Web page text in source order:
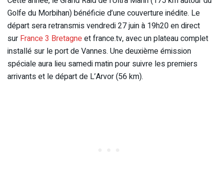
Golfe du Morbihan) bénéficie d’une couverture inédite. Le
départ sera retransmis vendredi 27 juin à 19h20 en direct
sur France 3 Bretagneet france.tv, avec un plateau complet
installé sur le port de Vannes. Une deuxième émission
spéciale aura lieu samedi matin pour suivre les premiers
arrivants et le départ de L’Arvor (56 km).